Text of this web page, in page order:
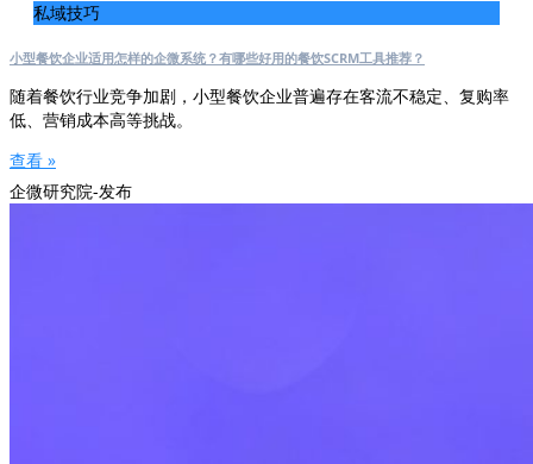
私域技巧
小型餐饮企业适用怎样的企微系统？有哪些好用的餐饮SCRM工具推荐？
随着餐饮行业竞争加剧，小型餐饮企业普遍存在客流不稳定、复购率
低、营销成本高等挑战。
查看 »
企微研究院-发布